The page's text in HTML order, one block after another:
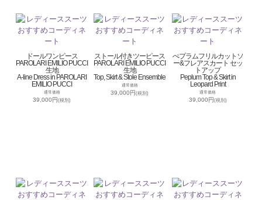
ドールワンピース
PAROLARI EMILIO PUCCI
生地
A-line Dress in PAROLARI
EMILIO PUCCI
通常価格
39,000円(税別)
ストール付きツーピース
PAROLARI EMILIO PUCCI
生地
Top, Skirt & Stole Ensemble
通常価格
39,000円(税別)
ぺプラムフリルカットソ
ー&フレアスカート セッ
トアップ
Peplum Top & Skirt in
Leopard Print
通常価格
39,000円(税別)